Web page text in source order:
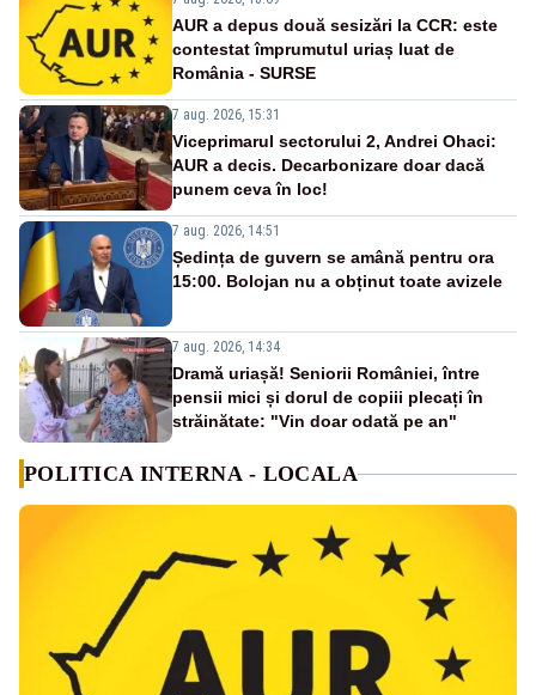
AUR a depus două sesizări la CCR: este
contestat împrumutul uriaș luat de
România - SURSE
7 aug. 2026, 15:31
Viceprimarul sectorului 2, Andrei Ohaci:
AUR a decis. Decarbonizare doar dacă
punem ceva în loc!
7 aug. 2026, 14:51
Ședința de guvern se amână pentru ora
15:00. Bolojan nu a obținut toate avizele
7 aug. 2026, 14:34
Dramă uriașă! Seniorii României, între
pensii mici și dorul de copiii plecați în
străinătate: "Vin doar odată pe an"
POLITICA INTERNA - LOCALA